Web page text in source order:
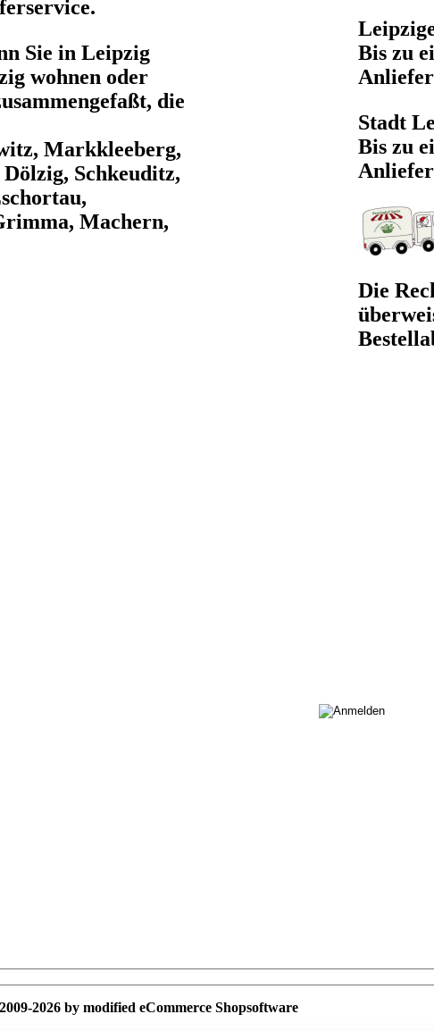
Sie in Leipzig
wohnen oder
die
Markkleeberg,
Schkeuditz,
Machern,
Bis zu
Stadt
Bis zu
Die
2026 by modified eCommerce Shopsoftware